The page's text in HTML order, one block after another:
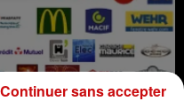
Continuer sans accepter